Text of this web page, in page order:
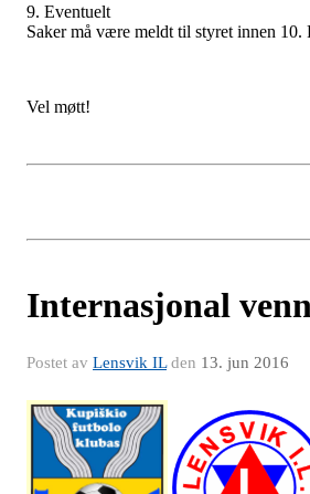
9. Eventuelt
Saker må være meldt til styret innen 10.
Vel møtt!
Internasjonal
Postet av Lensvik ILden 13. jun 2016